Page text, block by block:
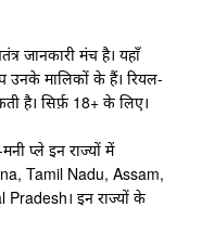
जानकारी मंच है। यहाँ
उनके मालिकों के हैं। रियल-
है। सिर्फ़ 18+ के लिए।
प्ले इन राज्यों में
Tamil Nadu, Assam,
इन राज्यों के